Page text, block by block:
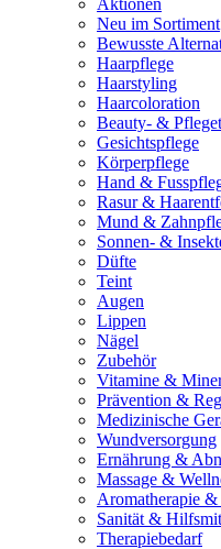
Aktionen
Neu im Sortiment
Bewusste
Haarpflege
Haarstyling
Haarcoloration
Beauty- &
Gesichtspflege
Körperpflege
Hand &
Rasur &
Mund &
Sonnen- &
Düfte
Teint
Augen
Lippen
Nägel
Zubehör
Vitamine &
Prävention &
Medizinische
Wundversorgung
Ernährung &
Massage &
Aromatherapie &
Sanität &
Therapiebedarf